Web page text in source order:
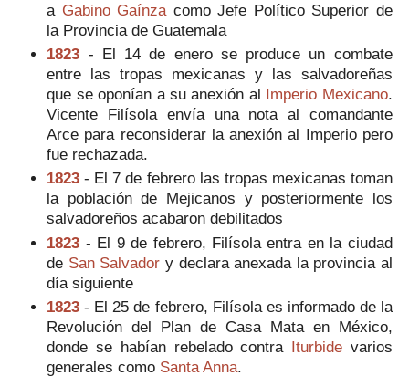
a Gabino Gaínza como Jefe Político Superior de
la Provincia de Guatemala
1823 - El 14 de enero se produce un combate
entre las tropas mexicanas y las salvadoreñas
que se oponían a su anexión al
Imperio Mexicano.
Vicente Filísola envía una nota al comandante
Arce para reconsiderar la anexión al Imperio pero
fue rechazada.
1823 - El 7 de febrero las tropas mexicanas toman
la población de Mejicanos y posteriormente los
salvadoreños acabaron debilitados
1823 - El 9 de febrero, Filísola entra en la ciudad
de San Salvador y declara anexada la provincia al
día siguiente
1823 - El 25 de febrero, Filísola es informado de la
Revolución del Plan de Casa Mata en México,
donde se habían rebelado contra Iturbide varios
generales como Santa Anna.